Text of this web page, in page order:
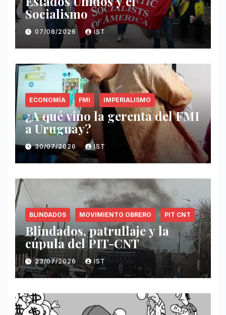
Socialismo
07/08/2026 IST
ECONOMÍA FMI IMPERIALISMO
¿A qué vino la gerenta del FMI
a Uruguay?
30/07/2026 IST
BLINDADOS MOVIMIENTO OBRERO PIT CNT
Blindados, patrullaje y la
cúpula del PIT-CNT
23/07/2026 IST